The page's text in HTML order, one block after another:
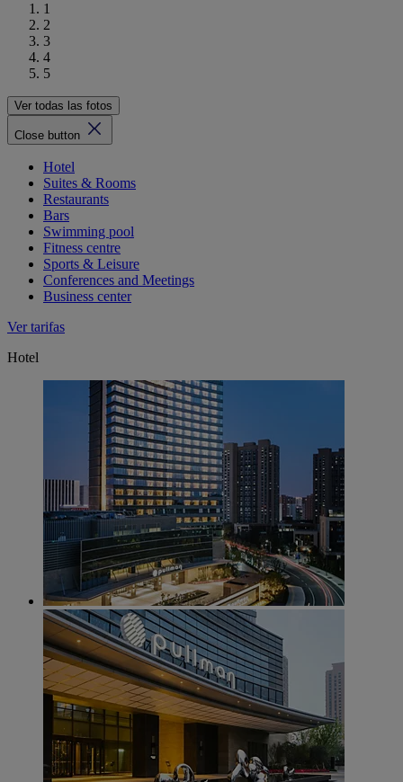
1
2
3
4
5
Ver todas las fotos
Close button
Hotel
Suites & Rooms
Restaurants
Bars
Swimming pool
Fitness centre
Sports & Leisure
Conferences and Meetings
Business center
Ver tarifas
Hotel